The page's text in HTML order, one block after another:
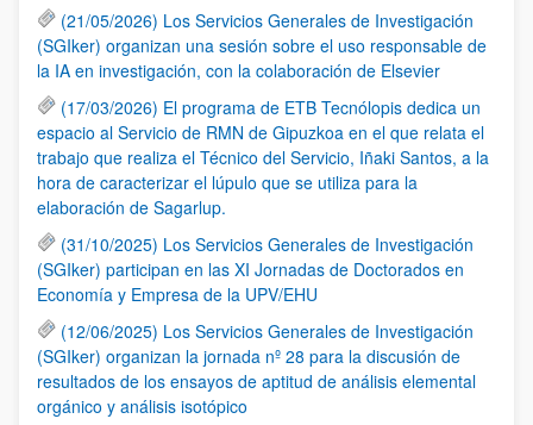
(21/05/2026) Los Servicios Generales de Investigación
(SGIker) organizan una sesión sobre el uso responsable de
la IA en investigación, con la colaboración de Elsevier
(17/03/2026) El programa de ETB Tecnólopis dedica un
espacio al Servicio de RMN de Gipuzkoa en el que relata el
trabajo que realiza el Técnico del Servicio, Iñaki Santos, a la
hora de caracterizar el lúpulo que se utiliza para la
elaboración de Sagarlup.
(31/10/2025) Los Servicios Generales de Investigación
(SGIker) participan en las XI Jornadas de Doctorados en
Economía y Empresa de la UPV/EHU
(12/06/2025) Los Servicios Generales de Investigación
(SGIker) organizan la jornada nº 28 para la discusión de
resultados de los ensayos de aptitud de análisis elemental
orgánico y análisis isotópico